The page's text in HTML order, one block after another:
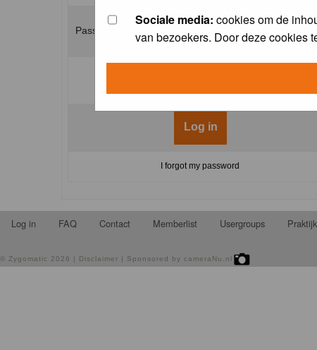
Sociale media: cookies om de
van bezoekers. Door deze cookies
Password:
I forgot my password
Log in FAQ Contact Memberlist Usergroups
© Zygomatic 2026 | Disclaimer | Sponsored by cameraNu.nl